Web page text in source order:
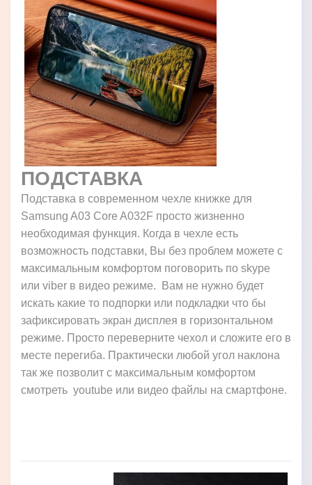
ПОДСТАВКА
Подставка в современном чехле книжке для
Samsung A03 Core A032F просто жизненно
необходимая функция. Когда в чехле есть
возможность подставки, Вы без проблем можете с
максимальным комфортом поговорить по skype
или viber в видео режиме. Вам не нужно будет
искать какие то подпорки или подкладки что бы
зафиксировать экран дисплея в горизонтальном
режиме. Просто переверните чехол и сложите его в
месте перегиба. Практически любой угол наклона
так же позволит с максимальным комфортом
смотреть youtube или видео файлы на смартфоне.